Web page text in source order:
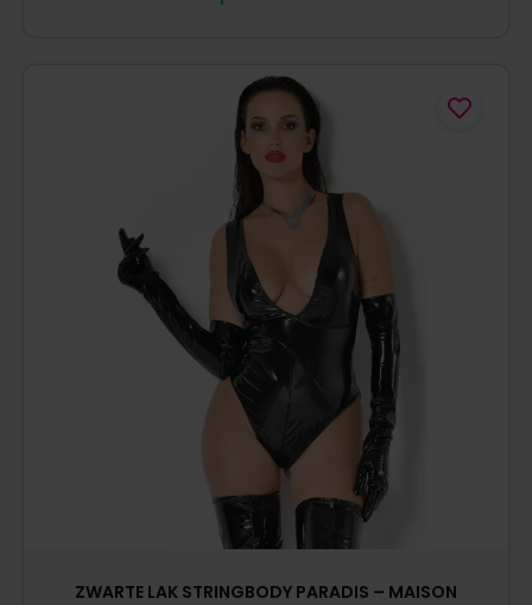
ZWARTE LAK STRINGBODY PARADIS – MAISON